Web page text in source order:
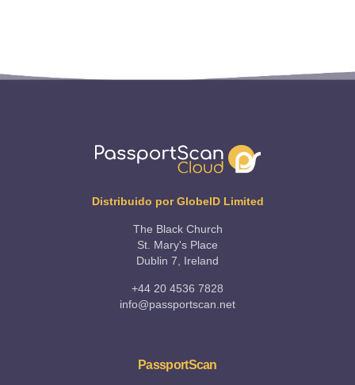
Distribuido por GlobeID Limited
The Black Church
St. Mary's Place
Dublin 7, Ireland
+44 20 4536 7828
info@passportscan.net
PassportScan